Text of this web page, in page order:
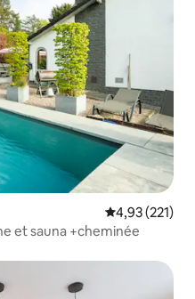
Évaluation
4,93 (221)
et sauna +cheminée